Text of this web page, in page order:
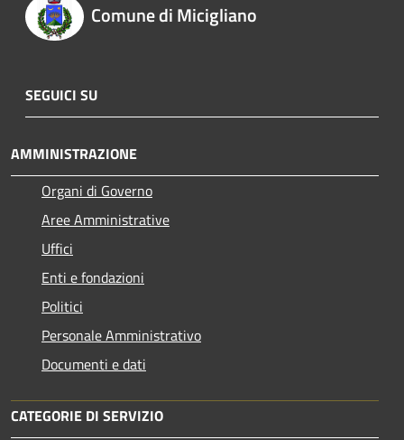
Comune di Micigliano
SEGUICI SU
AMMINISTRAZIONE
Organi di Governo
Aree Amministrative
Uffici
Enti e fondazioni
Politici
Personale Amministrativo
Documenti e dati
CATEGORIE DI SERVIZIO